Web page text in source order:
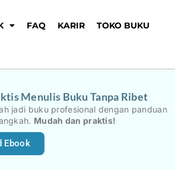
FAQ KARIR TOKO BUKU
Menulis Buku Tanpa Ribet
jadi buku profesional dengan panduan
Mudah dan praktis!
Ebook